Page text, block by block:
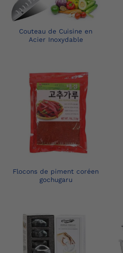
Couteau de Cuisine en
Acier Inoxydable
Flocons de piment coréen
gochugaru